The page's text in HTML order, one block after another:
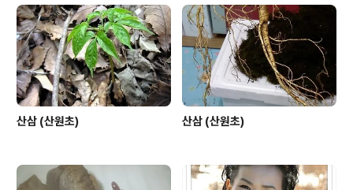
움만 떠납니다. 가사 출처 : Daum뮤직 띠별로 보는 2013
년 계사년의 총운 입니다 쥐띠 : 자신감 충만 좋은 사업 구
상 운이다. 하나 운의 기복이 심하여 상당한 주의가 필요.
나쁜 일이 생기지만 다시 전화..
산삼 (산원초) 산삼 (산원초)